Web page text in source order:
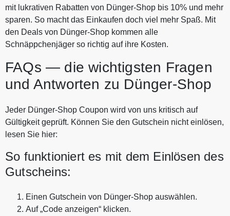
mit lukrativen Rabatten von Dünger-Shop bis 10% und mehr
sparen. So macht das Einkaufen doch viel mehr Spaß. Mit
den Deals von Dünger-Shop kommen alle
Schnäppchenjäger so richtig auf ihre Kosten.
FAQs — die wichtigsten Fragen
und Antworten zu Dünger-Shop
Jeder Dünger-Shop Coupon wird von uns kritisch auf
Gültigkeit geprüft. Können Sie den Gutschein nicht einlösen,
lesen Sie hier:
So funktioniert es mit dem Einlösen des
Gutscheins:
Einen Gutschein von Dünger-Shop auswählen.
Auf „Code anzeigen“ klicken.